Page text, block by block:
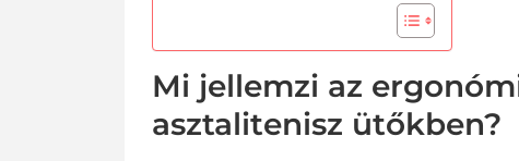
Mi jellemzi az
asztalitenisz ütőkben?